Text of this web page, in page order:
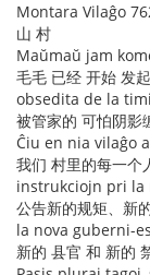
Montara Vilaĝo
山 村
Maŭmaŭ jam
毛毛 已经 开始 发起
obsedita de la
被管家的 可怕阴影
Ĉiu en nia vilaĝo
我们 村里的每一个
instrukciojn pri la
公告新的规矩、新
la nova guberni-
新的 县官 和 新的